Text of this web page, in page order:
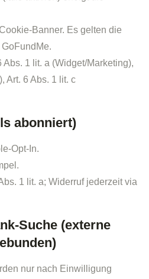
Banner. Es gelten die
Abs. 1 lit. a (Widget/Marketing),
Art. 6 Abs. 1 lit. c
abonniert)
Opt-In.
1 lit. a; Widerruf jederzeit via
Suche (externe
nur nach Einwilligung